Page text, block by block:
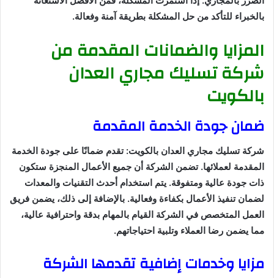
بالخبراء للتأكد من حل المشكلة بطريقة آمنة وفعالة.
المزايا والضمانات المقدمة من
شركة تسليك مجاري العدان
بالكويت
ضمان جودة الخدمة المقدمة
شركة تسليك مجاري العدان بالكويت: تقدم ضمانًا على جودة الخدمة
المقدمة لعملائها. تضمن الشركة أن جميع الأعمال المنجزة ستكون
ذات جودة عالية ومتفوقة. يتم استخدام أحدث التقنيات والمعدات
لضمان تنفيذ الأعمال بكفاءة وفعالية. بالإضافة إلى ذلك، يضمن فريق
العمل المتخصص في الشركة القيام بالمهام بدقة واحترافية عالية،
مما يضمن رضا العملاء وتلبية احتياجاتهم.
مزايا وخدمات إضافية تقدمها الشركة